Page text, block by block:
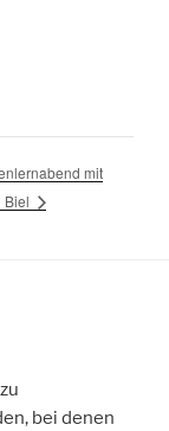
mit
Biel
bei denen